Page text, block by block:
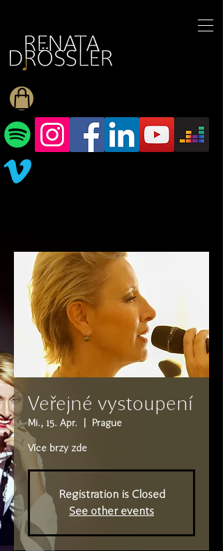
Veřejné vystoupení
Mi., 15. Apr. Prague
Více brzy zde
Registration is Closed
See other events